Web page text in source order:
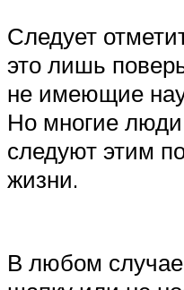
Следует
это лишь
не имеющие
Но многие
следуют этим
жизни.
В любом